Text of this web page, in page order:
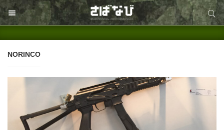
サイト内検索
NORINCO
サイト内検索